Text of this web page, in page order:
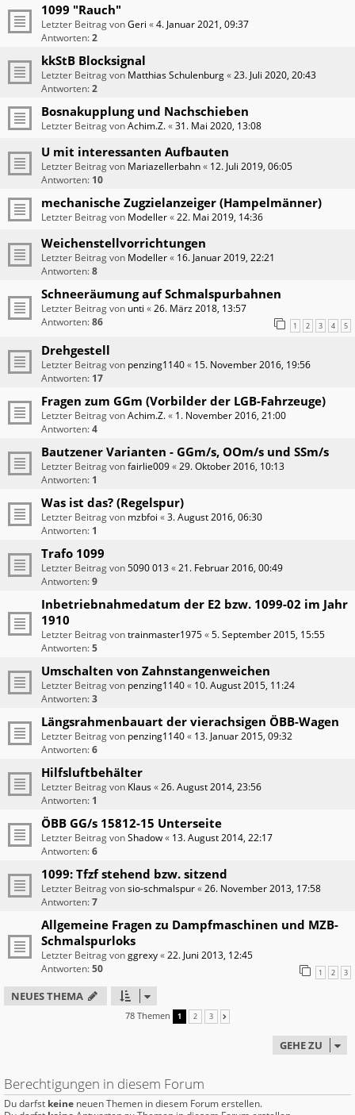
1099 "Rauch"
Letzter Beitrag vonGeri «4. Januar 2021, 09:37
Antworten:2
kkStB Blocksignal
Letzter Beitrag von Matthias Schulenburg«23. Juli 2020, 20:43
Antworten:2
Bosnakupplung und Nachschieben
Letzter Beitrag vonAchim.Z.«31. Mai 2020, 13:08
U mit interessanten Aufbauten
Letzter Beitrag von Mariazellerbahn« 12. Juli 2019, 06:05
Antworten: 10
mechanische Zugzielanzeiger (Hampelmänner)
Letzter Beitrag von Modeller«22. Mai 2019, 14:36
Weichenstellvorrichtungen
Letzter Beitrag von Modeller« 16. Januar 2019, 22:21
Antworten:8
Schneeräumung auf Schmalspurbahnen
Letzter Beitrag von unti «26. März 2018, 13:57
Antworten:86 1 2 3 4 5
Drehgestell
Letzter Beitrag von penzing1140« 15. November 2016, 19:56
Antworten: 17
Fragen zum GGm (Vorbilder der LGB-Fahrzeuge)
Letzter Beitrag vonAchim.Z.« 1. November 2016, 21:00
Antworten:4
Bautzener Varianten - GGm/s, OOm/s und SSm/s
Letzter Beitrag vonfairlie009«29. Oktober 2016, 10:13
Antworten: 1
Was ist das? (Regelspur)
Letzter Beitrag von mzbfoi «3. August 2016, 06:30
Antworten: 1
Trafo 1099
Letzter Beitrag von5090 013«21. Februar 2016, 00:49
Antworten:9
Inbetriebnahmedatum der E2 bzw. 1099-02 im Jahr
1910
Letzter Beitrag vontrainmaster1975«5. September 2015, 15:55
Antworten:5
Umschalten von Zahnstangenweichen
Letzter Beitrag von penzing1140« 10. August 2015, 11:24
Antworten:3
Längsrahmenbauart der vierachsigen ÖBB-Wagen
Letzter Beitrag von penzing1140« 13. Januar 2015, 09:32
Antworten:6
Hilfsluftbehälter
Letzter Beitrag von Klaus«26. August 2014, 23:56
Antworten: 1
ÖBB GG/s 15812-15 Unterseite
Letzter Beitrag vonShadow« 13. August 2014, 22:17
Antworten:6
1099: Tfzf stehend bzw. sitzend
Letzter Beitrag vonsio-schmalspur«26. November 2013, 17:58
Antworten:7
Allgemeine Fragen zu Dampfmaschinen und MZB-
Schmalspurloks
Letzter Beitrag vonggrexy«22. Juni 2013, 12:45
Antworten:50 1 2 3
NEUES THEMA
78 Themen 1 2 3
GEHE ZU
Berechtigungen in diesem Forum
Du darfst keine neuen Themen in diesem Forum erstellen.